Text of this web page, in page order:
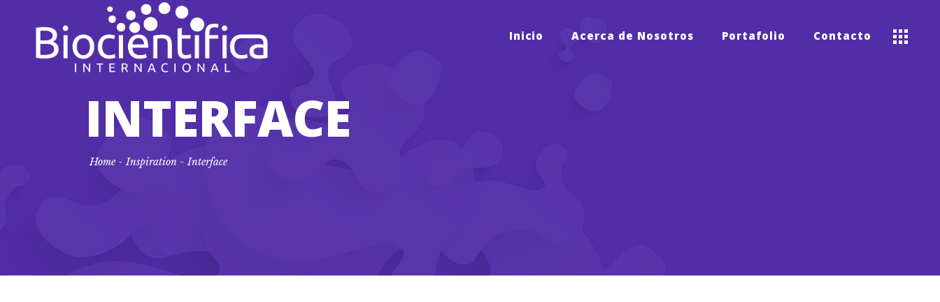
Inicio Acerca de Nosotros Portafolio Contacto
INTERFACE
Home-Inspiration -Interface